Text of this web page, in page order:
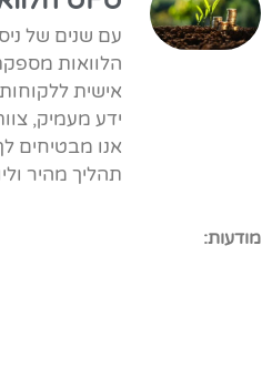
הלוואות
אישית
ידע מעמיק,
אנו מבטיחים
תהליך מהיר
מודעות: